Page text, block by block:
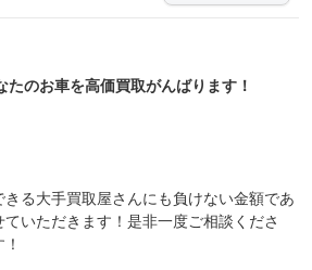
たのお車を高価買取がんばります！
る大手買取屋さんにも負けない金額であ
いただきます！是非一度ご相談くださ